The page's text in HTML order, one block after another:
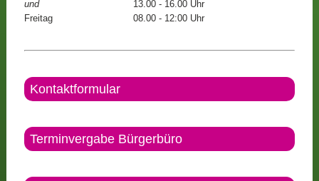
und
13.00 - 16.00 Uhr
Freitag
08.00 - 12:00 Uhr
Kontaktformular
Terminvergabe Bürgerbüro